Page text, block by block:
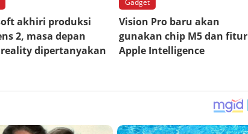
akhiri produksi
2, masa depan
dipertanyakan
Gadget
Vision Pro baru akan
gunakan chip M5 dan fitur
Apple Intelligence